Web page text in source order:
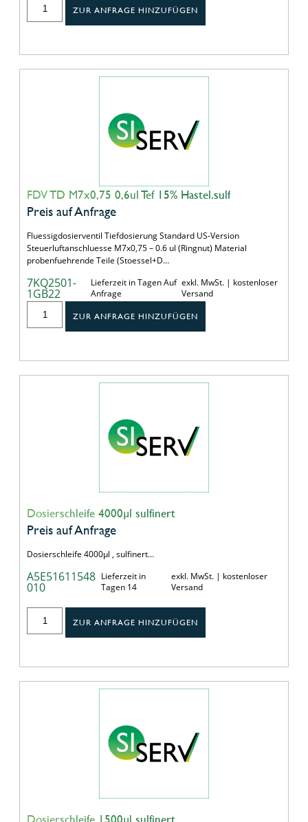
ZUR ANFRAGE HINZUFÜGEN
FDV TD M7x0,75 0,6ul Tef 15% Hastel.sulf
Preis auf Anfrage
Fluessigdosierventil Tiefdosierung Standard US-Version
Steuerluftanschluesse M7x0,75 – 0.6 ul (Ringnut) Material
probenfuehrende Teile (Stoessel+D…
7KQ2501-
1GB22
Lieferzeit in Tagen Auf
Anfrage
exkl. MwSt. | kostenloser
Versand
ZUR ANFRAGE HINZUFÜGEN
Dosierschleife 4000µl sulfinert
Preis auf Anfrage
Dosierschleife 4000µl , sulfinert…
A5E51611548
010
Lieferzeit in
Tagen 14
exkl. MwSt. | kostenloser
Versand
ZUR ANFRAGE HINZUFÜGEN
Dosierschleife 1500µl sulfinert